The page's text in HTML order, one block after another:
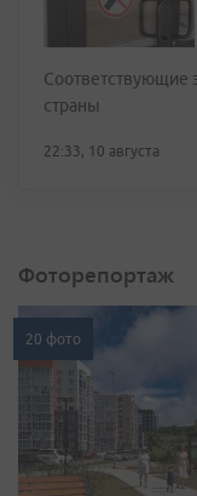
Соответствующие
страны
22:33, 10 августа
Фоторепортаж
20 фото